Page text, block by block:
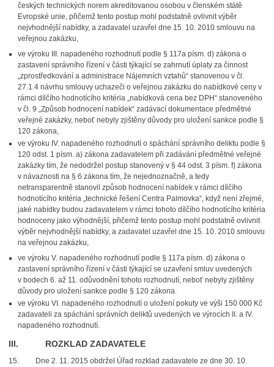
českých technických norem akreditovanou osobou v členském státě
Evropské unie, přičemž tento postup mohl podstatně ovlivnit výběr
nejvhodnější nabídky, a zadavatel uzavřel dne 15. 10. 2010 smlouvu na
veřejnou zakázku,
ve výroku III. napadeného rozhodnutí podle § 117a písm. d) zákona o
zastavení správního řízení v části týkající se zahrnutí úplaty za činnost
„zprostředkování a administrace Nájemních vztahů“ stanovenou v čl.
27.1.4 návrhu smlouvy uchazeči o veřejnou zakázku do nabídkové ceny v
rámci dílčího hodnotícího kritéria „nabídková cena bez DPH“ stanoveného
v čl. 9 „Způsob hodnocení nabídek“ zadávací dokumentace předmětné
veřejné zakázky, neboť nebyly zjištěny důvody pro uložení sankce podle §
120 zákona,
ve výroku IV. napadeného rozhodnutí o spáchání správního deliktu podle §
120 odst. 1 písm. a) zákona zadavatelem při zadávání předmětné veřejné
zakázky tím, že nedodržel postup stanovený v § 44 odst. 3 písm. f) zákona
v návaznosti na § 6 zákona tím, že nejednoznačně, a tedy
netransparentně stanovil způsob hodnocení nabídek v rámci dílčího
hodnotícího kritéria „technické řešení Centra Palmovka“, když není zřejmé,
jaké nabídky budou zadavatelem v rámci tohoto dílčího hodnotícího kritéria
hodnoceny jako výhodnější, přičemž tento postup mohl podstatně ovlivnit
výběr nejvhodnější nabídky, a zadavatel uzavřel dne 15. 10. 2010 smlouvu
na veřejnou zakázku,
ve výroku V. napadeného rozhodnutí podle § 117a písm. d) zákona o
zastavení správního řízení v části týkající se uzavření smluv uvedených
v bodech 6. až 11. odůvodnění tohoto rozhodnutí, neboť nebyly zjištěny
důvody pro uložení sankce podle § 120 zákona.
ve výroku VI. napadeného rozhodnutí o uložení pokuty ve výši 150 000 Kč
zadavateli za spáchání správních deliktů uvedených ve výrocích II. a IV.
napadeného rozhodnutí.
III. ROZKLAD ZADAVATELE
15.
Dne 2. 11. 2015 obdržel Úřad rozklad zadavatele ze dne 30. 10.